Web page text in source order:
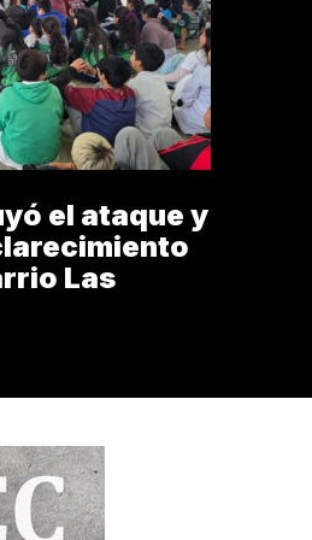
el ataque y
Las